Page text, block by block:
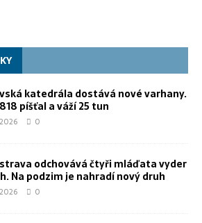
katedrála dostává nové varhany.
píšťal a váží 25 tun
0
odchovává čtyři mláďata vyder
Na podzim je nahradí nový druh
0